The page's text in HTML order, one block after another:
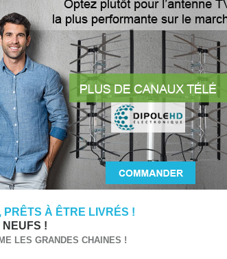
PRÊTS À ÊTRE LIVRÉS !
NEUFS !
LES GRANDES CHAINES !